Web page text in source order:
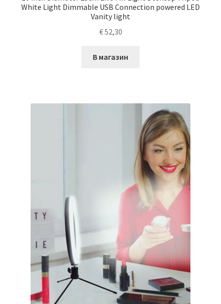
White Light Dimmable USB Connection powered LED
Vanity light
€52,30
В магазин